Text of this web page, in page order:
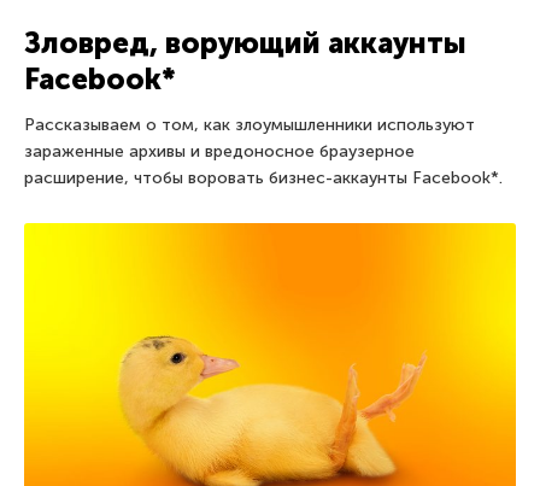
Зловред, ворующий аккаунты
Facebook*
Рассказываем о том, как злоумышленники используют
зараженные архивы и вредоносное браузерное
расширение, чтобы воровать бизнес-аккаунты Facebook*.